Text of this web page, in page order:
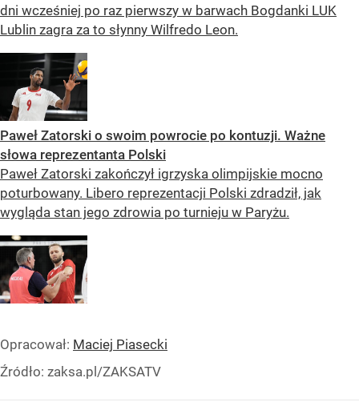
dni wcześniej po raz pierwszy w barwach Bogdanki LUK
Lublin zagra za to słynny Wilfredo Leon.
Paweł Zatorski o swoim powrocie po kontuzji. Ważne
słowa reprezentanta Polski
Paweł Zatorski zakończył igrzyska olimpijskie mocno
poturbowany. Libero reprezentacji Polski zdradził, jak
wygląda stan jego zdrowia po turnieju w Paryżu.
Opracował: Maciej Piasecki
Źródło: zaksa.pl/ZAKSATV